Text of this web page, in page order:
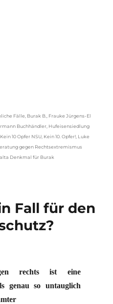
Fälle Burak B.
Frauke Jürgens-El
Buchhändler Hufeisensiedlung
Kein 10 Opfer NSU Kein 10. Opfer! Luke
gegen Rechtsextremismus
Denkmal für Burak
Fall für den
rechts ist eine
genau so untauglich